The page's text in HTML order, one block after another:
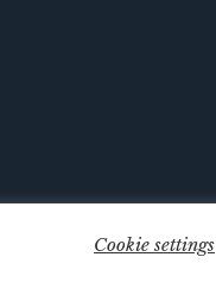
Cookie settings